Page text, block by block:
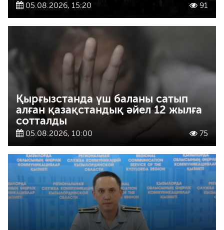
05.08.2026, 15:20 91
Қырғызстанда үш баланы сатып
алған қазақстандық әйел 12 жылға
сотталды
05.08.2026, 10:00 75